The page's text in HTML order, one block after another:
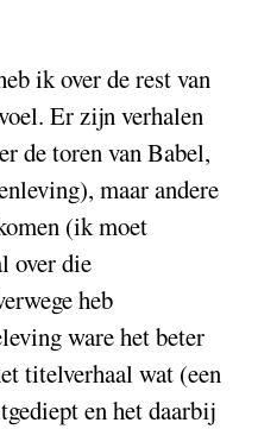
ik over de rest van
Er zijn verhalen
de toren van Babel,
maar andere
(ik moet
over die
heb
ware het beter
titelverhaal wat (een
en het daarbij